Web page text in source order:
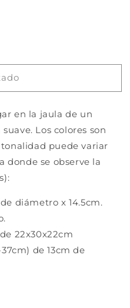
en la jaula de un
Los colores son
puede variar
donde se observe la
diámetro x 14.5cm.
22x30x22cm
de 13cm de